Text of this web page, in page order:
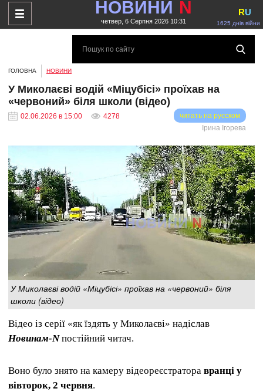
НОВИНИ N
четвер, 6 Серпня 2026 10:31 1625 днів війни
RU
ГОЛОВНА НОВИНИ
У Миколаєві водій «Міцубісі» проїхав на
«червоний» біля школи (відео)
02.06.2026 в 15:00 4278
читать на русском
Ірина Ігорева
У Миколаєві водій «Міцубісі» проїхав на «червоний» біля
школи (відео)
Відео із серії «як їздять у Миколаєві» надіслав
Новинам-Nпостійний читач.
Воно було знято на камеру відеореєстратора вранці у
вівторок, 2 червня.